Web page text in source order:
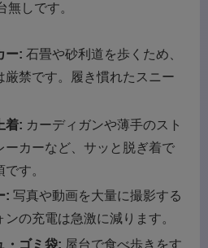
無しです。
ー: 石畳や砂利道を歩くため、
厳禁です。履き慣れたスニー
着: カーディガンや薄手のスト
ーカーなど、サッと脱ぎ着で
す。
: 写真や動画を大量に撮影する
の充電は急激に減ります。
・ゴミ袋: 屋台で食べ歩きをす